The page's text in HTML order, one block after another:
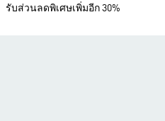
รับส่วนลดพิเศษเพิ่มอีก 30%